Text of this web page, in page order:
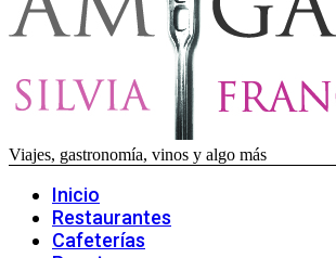
Viajes, gastronomía, vinos y algo más
Inicio
Restaurantes
Cafeterías